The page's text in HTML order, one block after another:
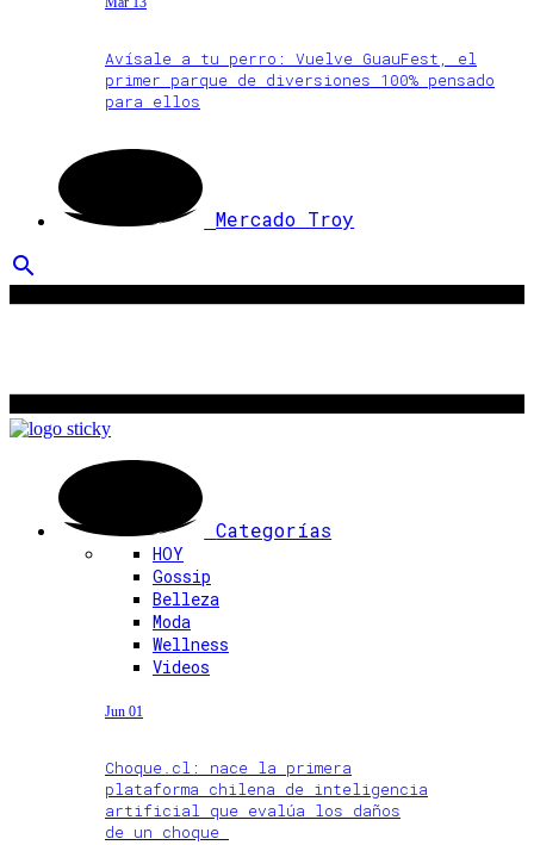
Avísale a tu perro: Vuelve GuauFest, el
primer parque de diversiones 100% pensado
para ellos
Mercado Troy
search
Categorías
HOY
Gossip
Belleza
Moda
Wellness
Videos
Jun 01
Choque.cl: nace la primera
plataforma chilena de inteligencia
artificial que evalúa los daños
de un choque